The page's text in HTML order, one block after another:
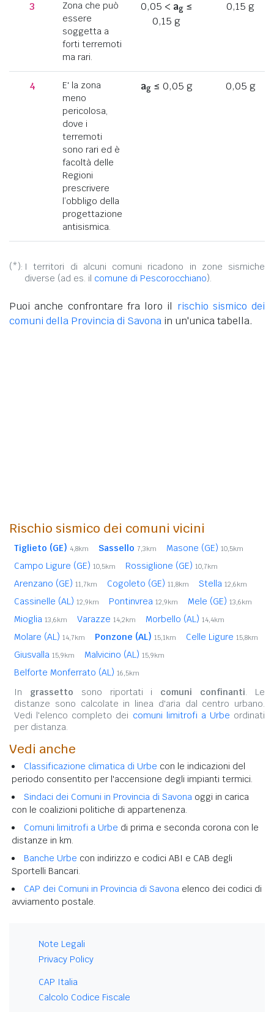
3
Zona che può
essere
soggetta a
forti terremoti
ma rari.
0,05 < ag≤
0,15 g
0,15 g
4
E' la zona
meno
pericolosa,
dove i
terremoti
sono rari ed è
facoltà delle
Regioni
prescrivere
l’obbligo della
progettazione
antisismica.
ag≤ 0,05 g 0,05 g
(*): I territori di alcuni comuni ricadono in zone sismiche
diverse (ad es. il comune di Pescorocchiano).
Puoi anche confrontare fra loro il rischio sismico dei
comuni della Provincia di Savona in un'unica tabella.
Rischio sismico dei comuni vicini
Tiglieto (GE) 4,8km Sassello 7,3km Masone (GE) 10,5km
Campo Ligure (GE) 10,5km Rossiglione (GE) 10,7km
Arenzano (GE) 11,7km Cogoleto (GE) 11,8km Stella 12,6km
Cassinelle (AL) 12,9km Pontinvrea 12,9km Mele (GE) 13,6km
Mioglia 13,6km Varazze 14,2km Morbello (AL) 14,4km
Molare (AL) 14,7km Ponzone (AL) 15,1km Celle Ligure 15,8km
Giusvalla 15,9km Malvicino (AL) 15,9km
Belforte Monferrato (AL) 16,5km
In grassetto sono riportati i comuni confinanti. Le
distanze sono calcolate in linea d'aria dal centro urbano.
Vedi l'elenco completo dei comuni limitrofi a Urbe ordinati
per distanza.
Vedi anche
Classificazione climatica di Urbe con le indicazioni del
periodo consentito per l'accensione degli impianti termici.
Sindaci dei Comuni in Provincia di Savona oggi in carica
con le coalizioni politiche di appartenenza.
Comuni limitrofi a Urbe di prima e seconda corona con le
distanze in km.
Banche Urbe con indirizzo e codici ABI e CAB degli
Sportelli Bancari.
CAP dei Comuni in Provincia di Savona elenco dei codici di
avviamento postale.
Note Legali
Privacy Policy
CAP Italia
Calcolo Codice Fiscale